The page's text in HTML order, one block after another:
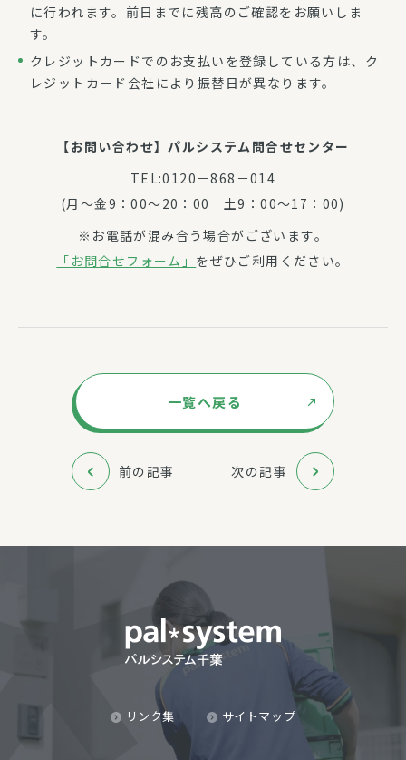
に行われます。前日までに残高のご確認をお願いしま
す。
クレジットカードでのお支払いを登録している方は、ク
レジットカード会社により振替日が異なります。
【お問い合わせ】パルシステム問合せセンター
TEL:0120－868－014
(月～金9：00～20：00 土9：00～17：00)
※お電話が混み合う場合がございます。
「お問合せフォーム」 をぜひご利用ください。
一覧へ戻る
前の記事 次の記事
リンク集 サイトマップ